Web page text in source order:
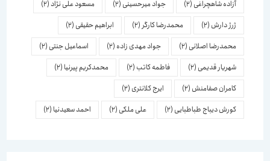
آزاده شاهچراغی(2) جواد میرحسینی(2) مسعود علی نژاد (2)
ژرژ دارش(2) محمدرضا کارگر(2) ابراهیم حقیقی(2)
محمدرضا اصلانی(2) جواد مهدی زاده(2) اسماعیل جنتی(2)
شهریار قدیمی(2) فاطمه کاتب(2) محمدکریم پیرنیا(2)
کامران صفامنش(2) ایرج کلانتری(2)
کورش دیباج طباطبایی(2) علی ملکی(2) احمد سعیدنیا(2)